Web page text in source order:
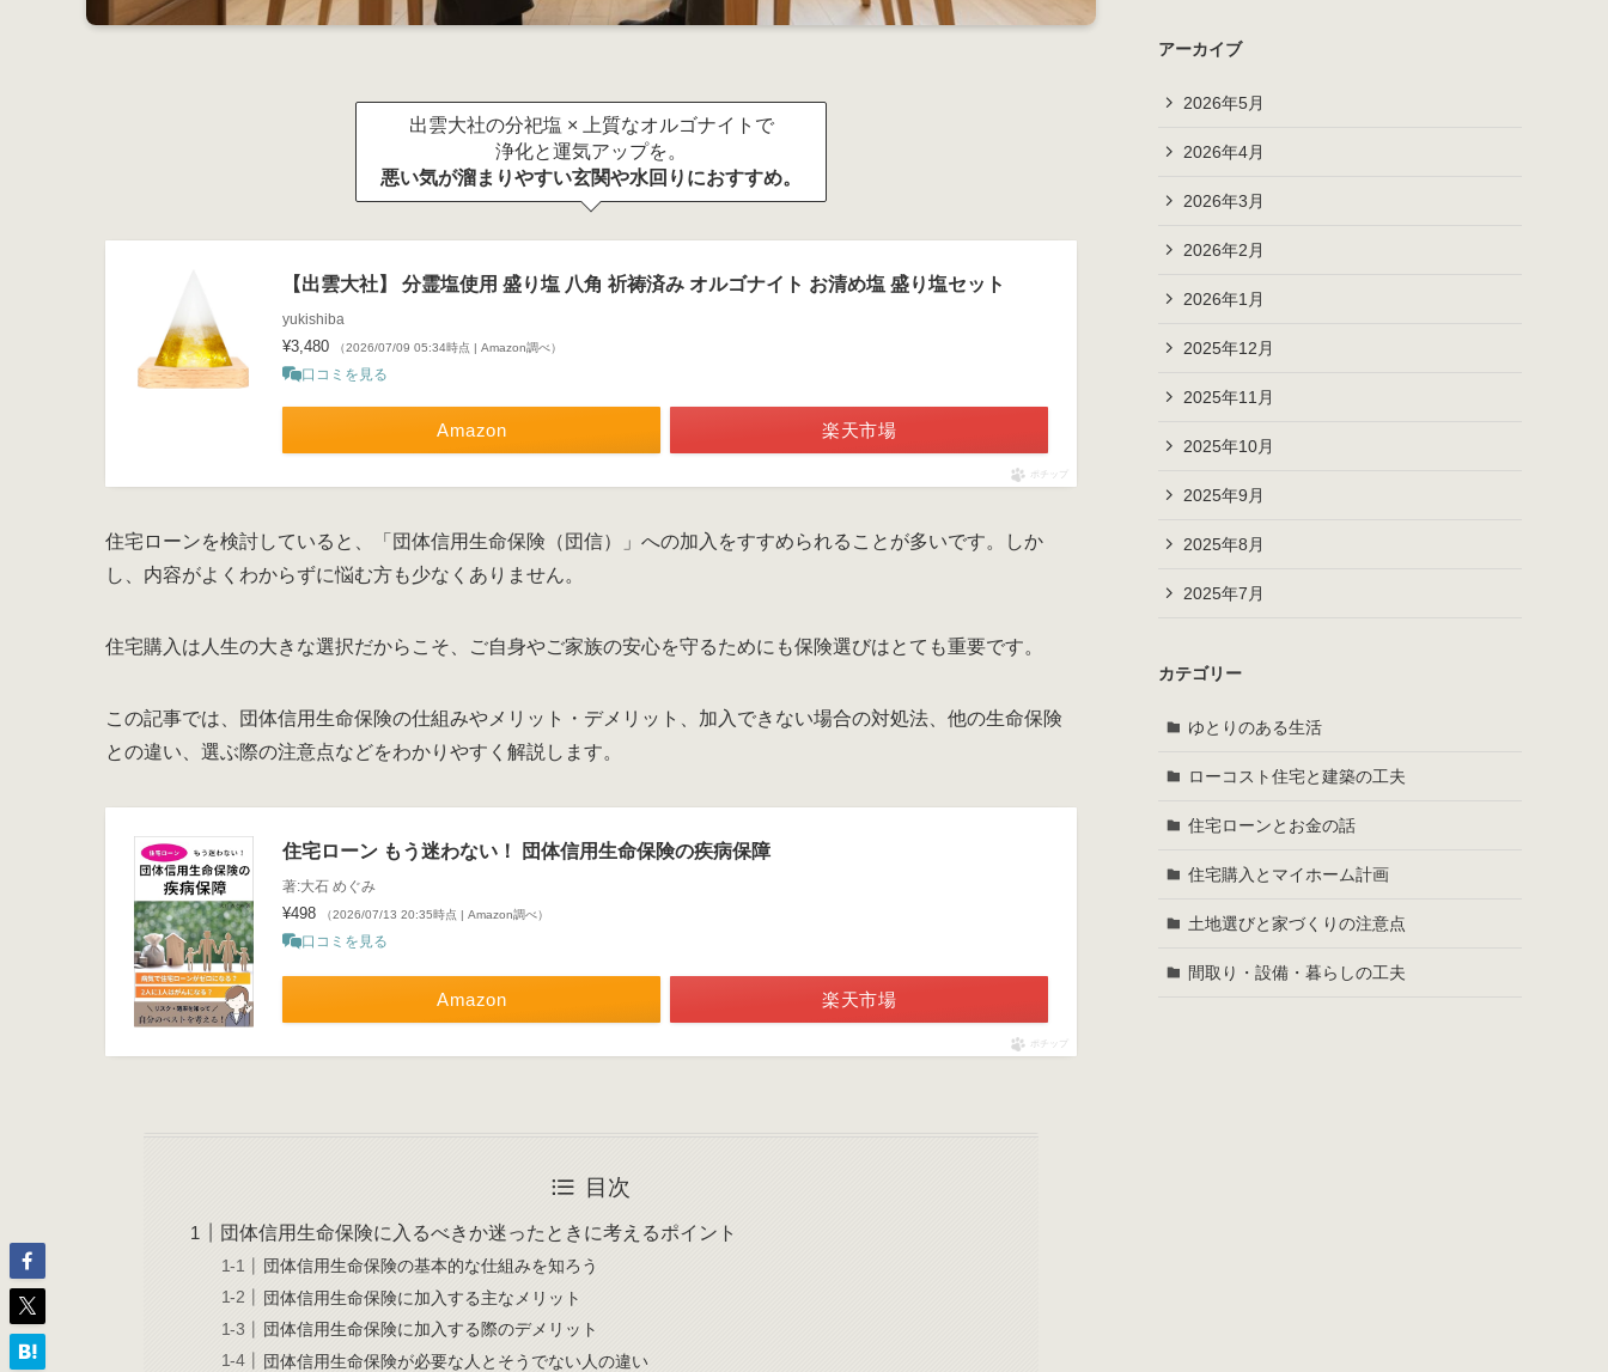
出雲大社の分祀塩 × 上質なオルゴナイトで
浄化と運気アップを。
悪い気が溜まりやすい玄関や水回りにおすすめ。
【出雲大社】 分霊塩使用 盛り塩 八角 祈祷済み オルゴナイト お清め塩 盛り塩セット
yukishiba
¥3,480 （2026/07/09 05:34時点 | Amazon調べ）
口コミを見る
Amazon 楽天市場
ポチップ
住宅ローンを検討していると、「団体信用生命保険（団信）」への加入をすすめられることが多いです。しか
し、内容がよくわからずに悩む方も少なくありません。
住宅購入は人生の大きな選択だからこそ、ご自身やご家族の安心を守るためにも保険選びはとても重要です。
この記事では、団体信用生命保険の仕組みやメリット・デメリット、加入できない場合の対処法、他の生命保険
との違い、選ぶ際の注意点などをわかりやすく解説します。
住宅ローン もう迷わない！ 団体信用生命保険の疾病保障
著:大石 めぐみ
¥498 （2026/07/13 20:35時点 | Amazon調べ）
口コミを見る
Amazon 楽天市場
ポチップ
目次
団体信用生命保険に入るべきか迷ったときに考えるポイント
団体信用生命保険の基本的な仕組みを知ろう
団体信用生命保険に加入する主なメリット
団体信用生命保険に加入する際のデメリット
団体信用生命保険が必要な人とそうでない人の違い
アーカイブ
2026年5月
2026年4月
2026年3月
2026年2月
2026年1月
2025年12月
2025年11月
2025年10月
2025年9月
2025年8月
2025年7月
カテゴリー
ゆとりのある生活
ローコスト住宅と建築の工夫
住宅ローンとお金の話
住宅購入とマイホーム計画
土地選びと家づくりの注意点
間取り・設備・暮らしの工夫